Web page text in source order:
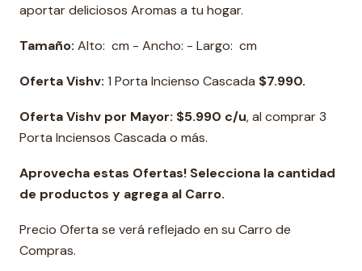
aportar deliciosos Aromas a tu hogar.
Tamaño: Alto: cm - Ancho: - Largo: cm
Oferta Vishv: 1 Porta Incienso Cascada $7.990.
Oferta Vishv por Mayor: $5.990 c/u, al comprar 3
Porta Inciensos Cascada o más.
Aprovecha estas Ofertas! Selecciona la cantidad
de productos y agrega al Carro.
Precio Oferta se verá reflejado en su Carro de
Compras.